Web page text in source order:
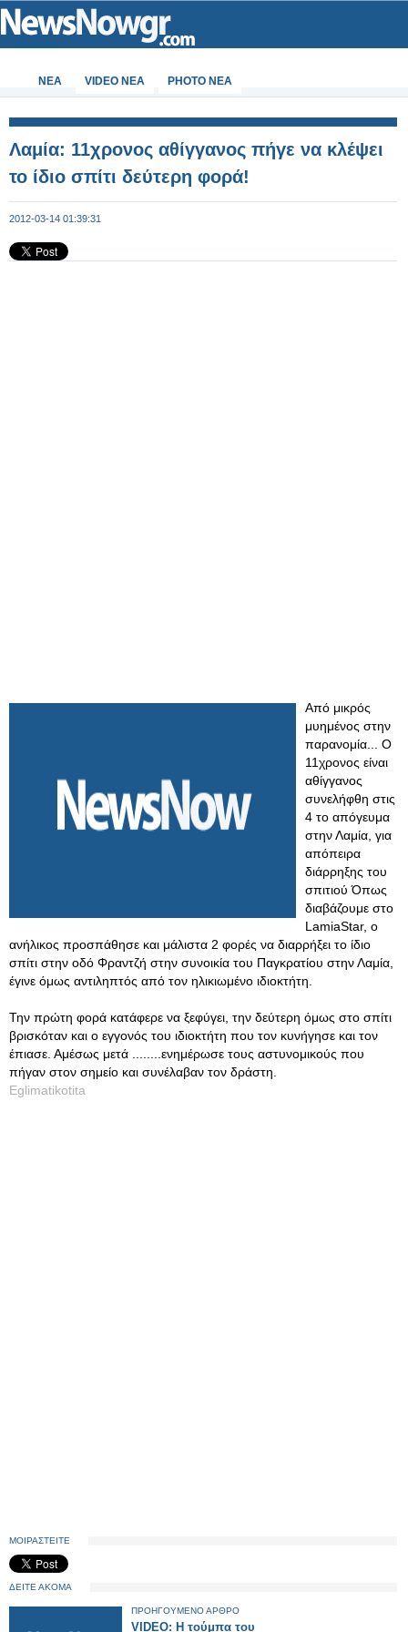
ΝΕΑ VIDEO NEA PHOTO NEA
Λαμία: 11χρονος αθίγγανος πήγε να κλέψει
το ίδιο σπίτι δεύτερη φορά!
2012-03-14 01:39:31
Από μικρός
μυημένος στην
παρανομία... Ο
11χρονος είναι
αθίγγανος
συνελήφθη στις
4 το απόγευμα
στην Λαμία, για
απόπειρα
διάρρηξης του
σπιτιού Όπως
διαβάζουμε στο
LamiaStar, ο
ανήλικος προσπάθησε και μάλιστα 2 φορές να διαρρήξει το ίδιο
σπίτι στην οδό Φραντζή στην συνοικία του Παγκρατίου στην Λαμία,
έγινε όμως αντιληπτός από τον ηλικιωμένο ιδιοκτήτη.
Την πρώτη φορά κατάφερε να ξεφύγει, την δεύτερη όμως στο σπίτι
βρισκόταν και ο εγγονός του ιδιοκτήτη που τον κυνήγησε και τον
έπιασε. Αμέσως μετά ........ενημέρωσε τους αστυνομικούς που
πήγαν στον σημείο και συνέλαβαν τον δράστη.
Eglimatikotita
ΜΟΙΡΑΣΤΕΙΤΕ
ΔΕΙΤΕ ΑΚΟΜΑ
ΠΡΟΗΓΟΥΜΕΝΟ ΑΡΘΡΟ
VIDEO: Η τούμπα του